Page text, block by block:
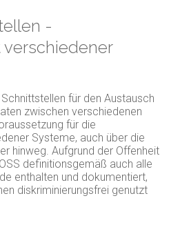
-
für den Austausch
zwischen verschiedenen
für die
Systeme, auch über die
hinweg. Aufgrund der Offenheit
definitionsgemäß auch alle
enthalten und dokumentiert,
diskriminierungsfrei genutzt